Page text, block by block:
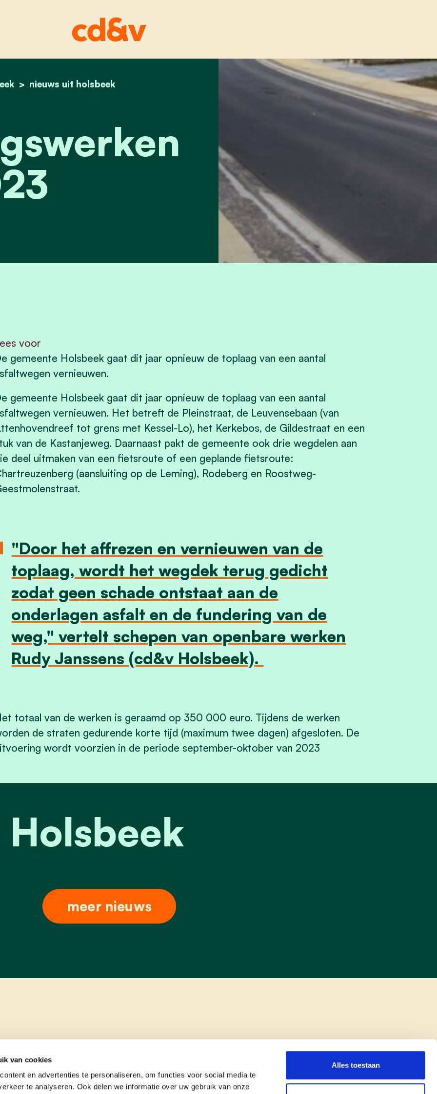
van cookies
en advertenties te personaliseren, om functies voor social media te
te analyseren. Ook delen we informatie over uw gebruik van onze
Alles toestaan
home nieuws uit holsbeek
asfalteringswerken 2023
voor
gemeente Holsbeek gaat dit jaar opnieuw de toplaag van een aantal
vernieuwen.
gemeente Holsbeek gaat dit jaar opnieuw de toplaag van een aantal
vernieuwen. Het betreft de Pleinstraat, de Leuvensebaan (van
tot grens met Kessel-Lo), het Kerkebos, de Gildestraat en een
van de Kastanjeweg. Daarnaast pakt de gemeente ook drie wegdelen aan
deel uitmaken van een fietsroute of een geplande fietsroute:
(aansluiting op de Leming), Rodeberg en Roostweg-
"Door het affrezen en vernieuwen van de
toplaag, wordt het wegdek terug gedicht
zodat geen schade ontstaat aan de
onderlagen asfalt en de fundering van de
weg," vertelt schepen van openbare werken
Rudy Janssens (cd&v Holsbeek).
totaal van de werken is geraamd op 350 000 euro. Tijdens de werken
de straten gedurende korte tijd (maximum twee dagen) afgesloten. De
wordt voorzien in de periode september-oktober van 2023
meer nieuws